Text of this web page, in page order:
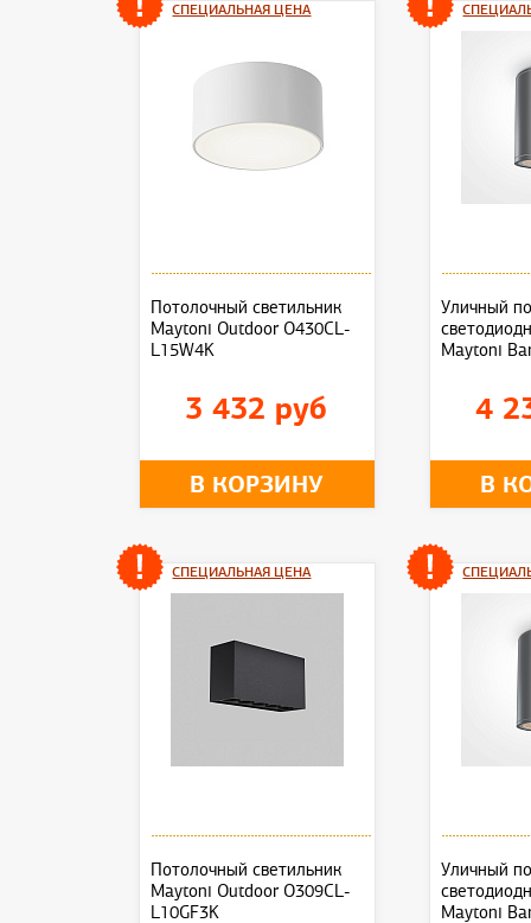
СПЕЦИАЛЬНАЯ ЦЕНА
Потолочный светильник
Maytoni Outdoor O430CL-
L15W4K
3 432 руб
В КОРЗИНУ
Уличный
Maytoni
4
В
СПЕЦИАЛЬНАЯ ЦЕНА
Потолочный светильник
Maytoni Outdoor O309CL-
L10GF3K
Уличный
Maytoni